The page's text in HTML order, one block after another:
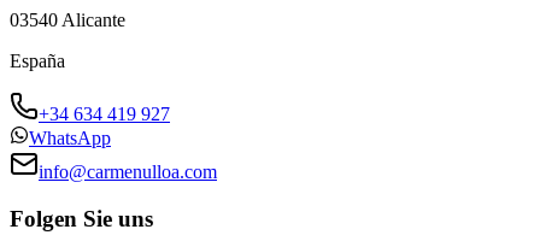
03540 Alicante
España
+34 634 419 927
WhatsApp
info@carmenulloa.com
Folgen Sie uns